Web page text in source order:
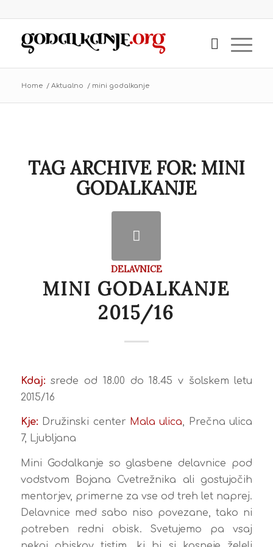
Home / Aktualno / mini godalkanje
TAG ARCHIVE FOR: MINI
GODALKANJE
DELAVNICE
MINI GODALKANJE
2015/16
Kdaj:srede od 18.00 do 18.45 v šolskem letu
2015/16
Kje: Družinski center Mala ulica, Prečna ulica
7, Ljubljana
Mini Godalkanje so glasbene delavnice pod
vodstvom Bojana Cvetrežnika ali gostujočih
mentorjev, primerne za vse od treh let naprej.
Delavnice med sabo niso povezane, tako ni
potreben redni obisk. Svetujemo pa vsaj